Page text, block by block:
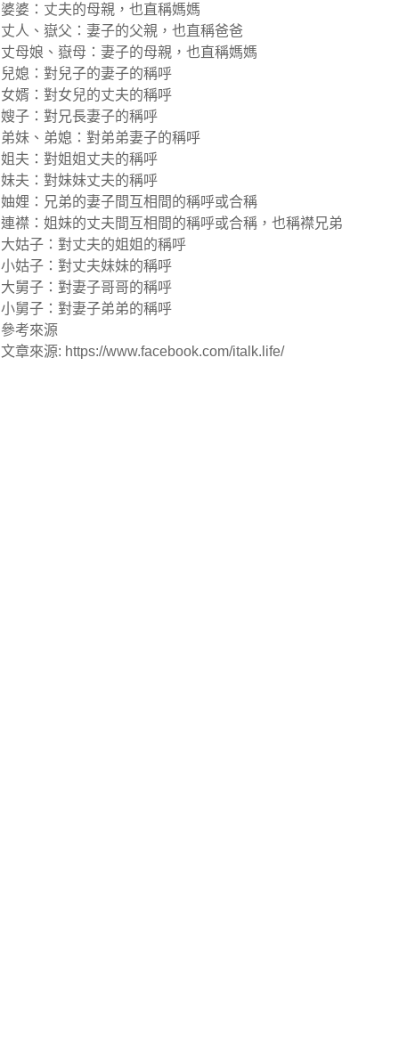
婆婆：丈夫的母親，也直稱媽媽
丈人、嶽父：妻子的父親，也直稱爸爸
丈母娘、嶽母：妻子的母親，也直稱媽媽
兒媳：對兒子的妻子的稱呼
女婿：對女兒的丈夫的稱呼
嫂子：對兄長妻子的稱呼
弟妹、弟媳：對弟弟妻子的稱呼
姐夫：對姐姐丈夫的稱呼
妹夫：對妹妹丈夫的稱呼
妯娌：兄弟的妻子間互相間的稱呼或合稱
連襟：姐妹的丈夫間互相間的稱呼或合稱，也稱襟兄弟
大姑子：對丈夫的姐姐的稱呼
小姑子：對丈夫妹妹的稱呼
大舅子：對妻子哥哥的稱呼
小舅子：對妻子弟弟的稱呼
參考來源
文章來源: https://www.facebook.com/italk.life/